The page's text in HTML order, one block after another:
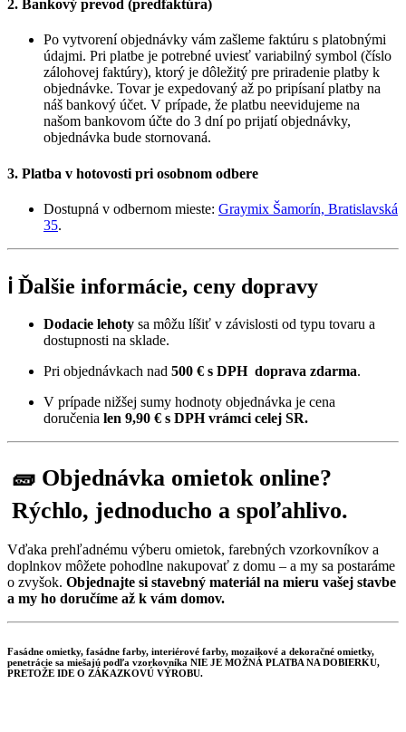
2. Bankový prevod (predfaktúra)
Po vytvorení objednávky vám zašleme faktúru s platobnými
údajmi. Pri platbe je potrebné uviesť variabilný symbol (číslo
zálohovej faktúry), ktorý je dôležitý pre priradenie platby k
objednávke. Tovar je expedovaný až po pripísaní platby na
náš bankový účet. V prípade, že platbu neevidujeme na
našom bankovom účte do 3 dní po prijatí objednávky,
objednávka bude stornovaná.
3. Platba v hotovosti pri osobnom odbere
Dostupná v odbernom mieste: Graymix Šamorín, Bratislavská
35.
ℹ️ Ďalšie informácie, ceny dopravy
Dodacie lehoty sa môžu líšiť v závislosti od typu tovaru a
dostupnosti na sklade.
Pri objednávkach nad 500 € s DPH doprava zdarma.
V prípade nižšej sumy hodnoty objednávka je cena
doručenia len 9,90 € s DPH vrámci celej SR.
🧱 Objednávka omietok online?
Rýchlo, jednoducho a spoľahlivo.
Vďaka prehľadnému výberu omietok, farebných vzorkovníkov a
doplnkov môžete pohodlne nakupovať z domu – a my sa postaráme
o zvyšok. Objednajte si stavebný materiál na mieru vašej stavbe
a my ho doručíme až k vám domov.
Fasádne omietky, fasádne farby, interiérové farby, mozaikové a dekoračné omietky,
penetrácie sa miešajú podľa vzorkovníka NIE JE MOŽNÁ PLATBA NA DOBIERKU,
PRETOŽE IDE O ZÁKAZKOVÚ VÝROBU.